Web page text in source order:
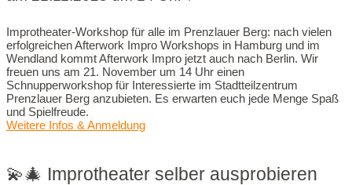
Improtheater-Workshop für alle im Prenzlauer Berg: nach vielen
erfolgreichen Afterwork Impro Workshops in Hamburg und im
Wendland kommt Afterwork Impro jetzt auch nach Berlin. Wir
freuen uns am 21. November um 14 Uhr einen
Schnupperworkshop für Interessierte im Stadtteilzentrum
Prenzlauer Berg anzubieten. Es erwarten euch jede Menge Spaß
und Spielfreude.
Weitere Infos & Anmeldung
💫🎄 Improtheater selber ausprobieren